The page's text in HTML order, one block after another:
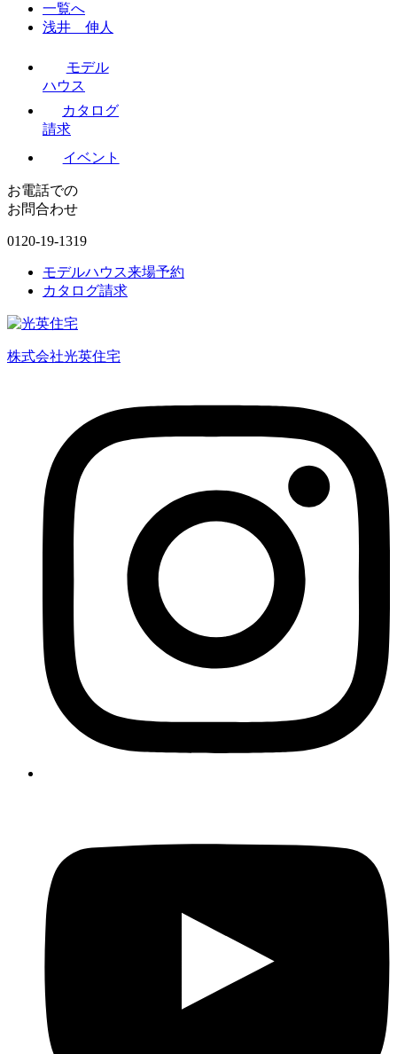
一覧へ
浅井 伸人
モデル
ハウス
カタログ
請求
イベント
お電話での
お問合わせ
0120-19-1319
モデルハウス来場予約
カタログ請求
株式会社光英住宅